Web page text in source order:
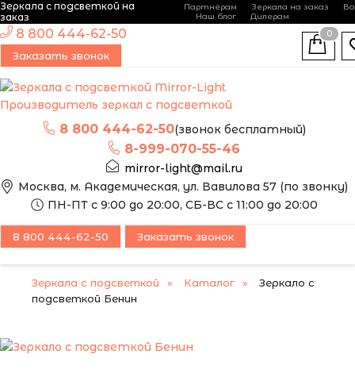
Зеркала с подсветкой на
заказ
Партнёрам Зеркала на заказ
Наш блог
Дилерам
Производитель зеркал с подсветкой
8 800 444-62-50(звонок бесплатный)
8-999-070-55-46
mirror-light@mail.ru
Москва, м. Академическая, ул. Вавилова 57 (по звонку)
ПН-ПТ с 9:00 до 20:00, СБ-ВС с 11:00 до 20:00
8 800 444-62-50
Заказать звонок
0
8 800 444-62-50 Заказать звонок
Зеркала с подсветкой Каталог
Зеркало с
подсветкой Бенин
ЭТО ЗЕРКАЛО МЫ
МОЖЕМ ИЗГОТОВИТЬ
ПО ВАШИМ
-